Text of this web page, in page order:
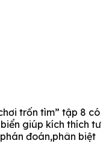
trốn tìm” tập 8 có
giúp kích thích tư
đoán,phân biệt